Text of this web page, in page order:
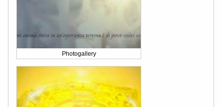
Photogallery